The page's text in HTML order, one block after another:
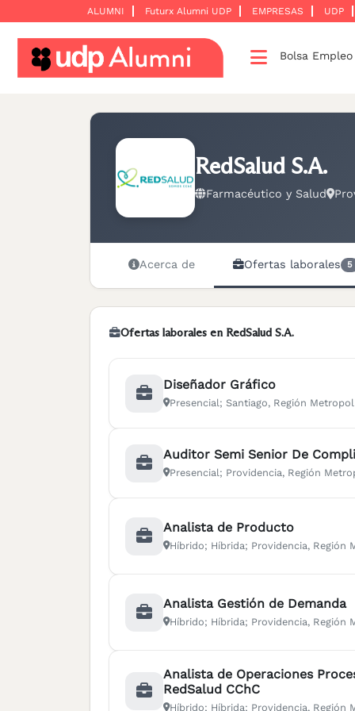
ALUMNI Futurx Alumni UDP EMPRESAS UDP
Bolsa
Desarrollo
Construyamos
RedSalud S.A.
Farmacéutico y Salud
Acerca de Ofertas laborales 5
Ofertas laborales en RedSalud S.A.
Diseñador Gráfico
Presencial; Santiago, Región
Auditor Semi Senior De
Presencial; Providencia, Región
Analista de Producto
Híbrido; Híbrida; Providencia, Región
Analista Gestión de Demanda
Híbrido; Híbrida; Providencia, Región
Analista de Operaciones
RedSalud CChC
Híbrido; Híbrida; Providencia, Región